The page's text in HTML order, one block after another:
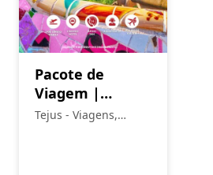
Pacote de
Viagem |
Barcelona –
Tejus - Viagens,